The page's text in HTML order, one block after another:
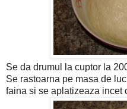
Se da drumul la cuptor la
Se rastoarna pe masa de
faina si se aplatizeaza incet